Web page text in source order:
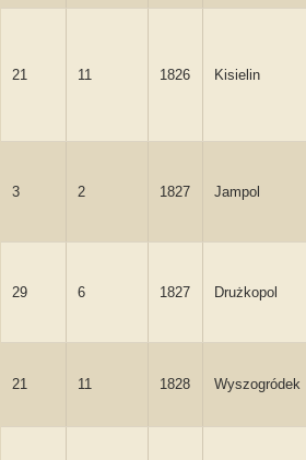
21 11 1826 Kisielin
3 2 1827 Jampol
29 6 1827 Drużkopol
21 11 1828 Wyszogródek